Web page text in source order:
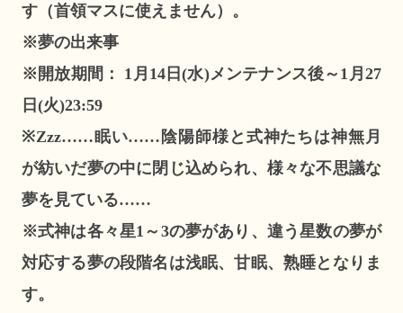
す（首領マスに使えません）。
※夢の出来事
※開放期間： 1月14日(水)メンテナンス後～1月27
日(火)23:59
※Zzz……眠い……陰陽師様と式神たちは神無月
が紡いだ夢の中に閉じ込められ、様々な不思議な
夢を見ている……
※式神は各々星1～3の夢があり、違う星数の夢が
対応する夢の段階名は浅眠、甘眠、熟睡となりま
す。